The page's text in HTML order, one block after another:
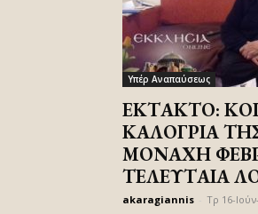
Υπέρ Αναπαύσεως
ΕΚΤΑΚΤΟ:
ΚΑΛΟΓΡΙΑ
ΜΟΝΑΧΗ
ΤΕΛΕΥΤΑΙΑ
akaragiannis Τρ 16-